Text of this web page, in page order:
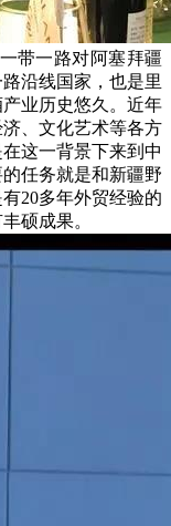
带一路对阿塞拜疆
沿线国家，也是里
业历史悠久。近年
、文化艺术等各方
这一背景下来到中
任务就是和新疆野
20多年外贸经验的
硕成果。